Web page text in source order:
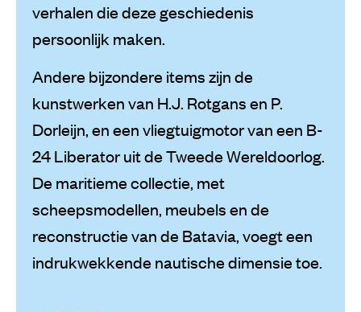
verhalen die deze geschiedenis
persoonlijk maken.
Andere bijzondere items zijn de
kunstwerken van H.J. Rotgans en P.
Dorleijn, en een vliegtuigmotor van een B-
24 Liberator uit de Tweede Wereldoorlog.
De maritieme collectie, met
scheepsmodellen, meubels en de
reconstructie van de Batavia, voegt een
indrukwekkende nautische dimensie toe.